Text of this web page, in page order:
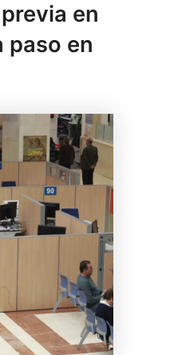
en
paso en